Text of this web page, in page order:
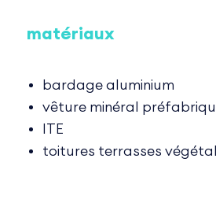
matériaux
bardage aluminium
vêture minéral
ITE
toitures terrasses